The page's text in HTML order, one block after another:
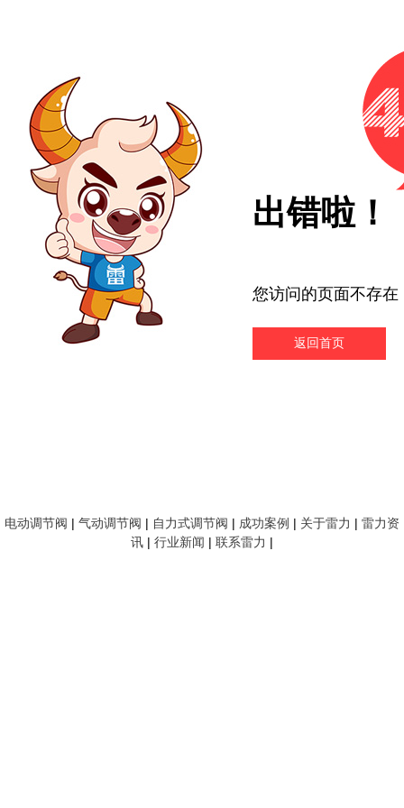
出错啦！
您访问的页面不存在
返回首页
电动调节阀 | 气动调节阀 | 自力式调节阀 | 成功案例 | 关于雷力 | 雷力资
讯 | 行业新闻 | 联系雷力 |